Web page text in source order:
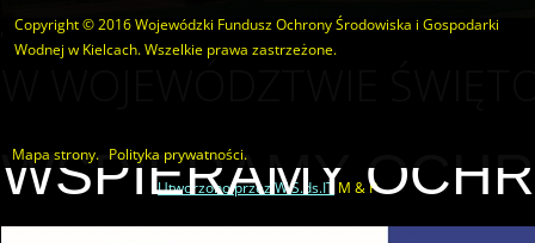
WSPIERAMY
Copyright © 2016 Wojewódzki Fundusz Ochrony Środowiska i Gospodarki
Wodnej w Kielcach. Wszelkie prawa zastrzeżone.
Mapa strony. Polityka prywatności.
Utworzono przez W.S.ds.IT M & P